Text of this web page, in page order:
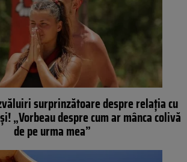
surprinzătoare despre relația cu
„Vorbeau despre cum ar mânca colivă
de pe urma mea”